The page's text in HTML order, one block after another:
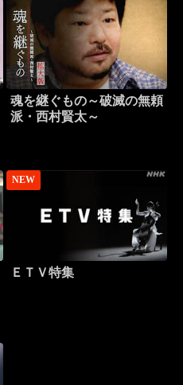
魂を継ぐもの～破滅の無頼
派・西村賢太～
NEW
ＥＴＶ特集